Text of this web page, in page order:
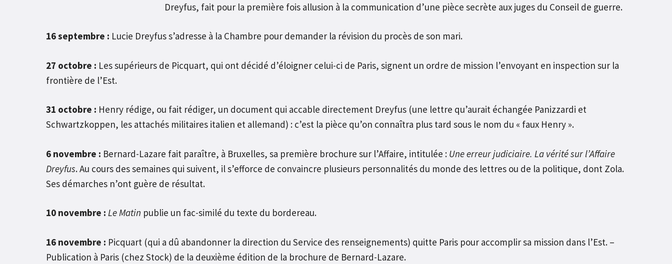
Dreyfus, fait pour la première fois allusion à la communication d’une pièce secrète aux juges du Conseil de guerre.
16 septembre : Lucie Dreyfus s’adresse à la Chambre pour demander la révision du procès de son mari.
27 octobre : Les supérieurs de Picquart, qui ont décidé d’éloigner celui-ci de Paris, signent un ordre de mission l’envoyant en inspection sur la
frontière de l’Est.
31 octobre : Henry rédige, ou fait rédiger, un document qui accable directement Dreyfus (une lettre qu’aurait échangée Panizzardi et
Schwartzkoppen, les attachés militaires italien et allemand) : c’est la pièce qu’on connaîtra plus tard sous le nom du « faux Henry ».
6 novembre : Bernard-Lazare fait paraître, à Bruxelles, sa première brochure sur l’Affaire, intitulée : Une erreur judiciaire. La vérité sur l’Affaire
Dreyfus. Au cours des semaines qui suivent, il s’efforce de convaincre plusieurs personnalités du monde des lettres ou de la politique, dont Zola.
Ses démarches n’ont guère de résultat.
10 novembre : Le Matin publie un fac-similé du texte du bordereau.
16 novembre : Picquart (qui a dû abandonner la direction du Service des renseignements) quitte Paris pour accomplir sa mission dans l’Est. –
Publication à Paris (chez Stock) de la deuxième édition de la brochure de Bernard-Lazare.